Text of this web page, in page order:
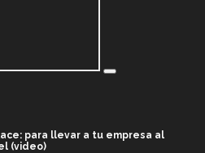
para llevar a tu empresa al
(video)